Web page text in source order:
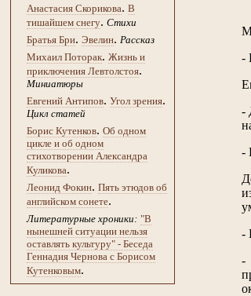
Анастасия Скорикова. В
тишайшем снегу. Стихи
Братья Бри. Эвелин. Рассказ
Михаил Поторак. Жизнь и
приключения Левтолстоя.
Миниатюры
Евгений Антипов. Угол зрения.
Цикл статей
Борис Кутенков. Об одном
цикле и об одном
стихотворении Александра
Куликова.
Леонид Фокин. Пять этюдов об
английском сонете.
Литературные хроники: "В
нынешней ситуации нельзя
оставлять культуру" - Беседа
Геннадия Чернова с Борисом
Кутенковым.
-
-
-
-
-